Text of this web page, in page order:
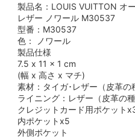
製品名：LOUIS VUITTON オ
レザー ノワール M30537
型番：M30537
色： ノワール
製品仕様
7.5 x 11 x 1 cm
(幅 x 高さ x マチ)
素材：タイガ･レザー（皮革の
ライニング：レザー（皮革の種
クレジットカード用ポケット
内ポケットx5
外側ポケット